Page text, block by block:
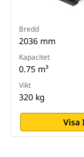
Bredd
2036 mm
Kapacitet
0.75 m³
Vikt
320 kg
Visa